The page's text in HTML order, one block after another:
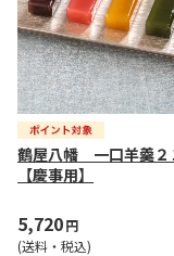
鶴屋八幡 一口羊羹２
【慶事用】
5,720円
(送料・税込)